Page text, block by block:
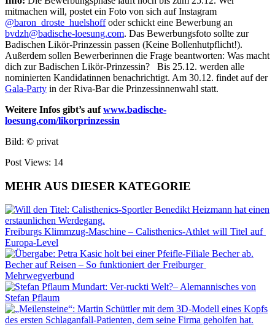
mitmachen will, postet ein Foto von sich auf Instagram
@baron_droste_huelshoffoder schickt eine Bewerbung an
bvdzh@badische-loesung.com. Das Bewerbungsfoto sollte zur
Badischen Likör-Prinzessin passen (Keine Bollenhutpflicht!).
Außerdem sollen Bewerberinnen die Frage beantworten: Was macht
dich zur Badischen Likör-Prinzessin? Bis 25.12. werden alle
nominierten Kandidatinnen benachrichtigt. Am 30.12. findet auf der
Gala-Party in der Riva-Bar die Prinzessinnenwahl statt.
Weitere Infos gibt’s aufwww.badische-
loesung.com/likorprinzessin
Bild: © privat
Post Views: 14
MEHR AUS DIESER KATEGORIE
Freiburgs Klimmzug-Maschine – Calisthenics-Athlet will Titel auf
Europa-Level
Becher auf Reisen – So funktioniert der Freiburger
Mehrwegverbund
Mundart: Ver-ruckti Welt?– Alemannisches von
Stefan Pflaum